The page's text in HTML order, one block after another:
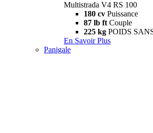
Multistrada V4 RS 100
180 cv Puissance
87 lb ft Couple
225 kg POIDS
En Savoir Plus
Panigale